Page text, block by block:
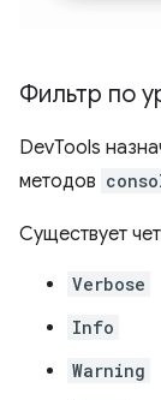
Фильтр по
DevTools
методов
Существует
Verbose
Info
Warning